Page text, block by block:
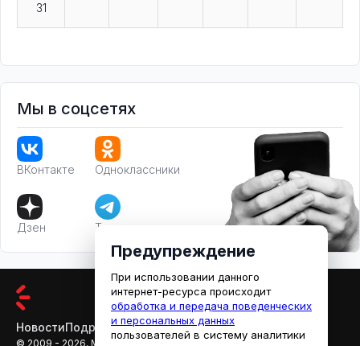
31
Мы в соцсетях
ВКонтакте Одноклассники
Дзен Телеграм
НовостиПодробностиАфишаКино
© 2009 - 2026, МЕДИАРЯЗАНЬ
Предупреждение
При использовании данного
интернет-ресурса происходит
обработка и передача поведенческих
и персональных данных
пользователей в систему аналитики